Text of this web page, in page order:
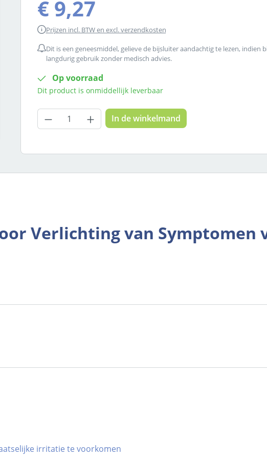
€ 9,27
Prijzen incl. BTW en excl. verzendkosten
Dit is een geneesmiddel, gelieve de bijsluiter aandachtig te lezen, indien
langdurig gebruik zonder medisch advies.
Op voorraad
Dit product is onmiddellijk leverbaar
Producthoeveelheid: Voer de
In de winkelmand
Verlichting van Symptomen
irritatie te voorkomen